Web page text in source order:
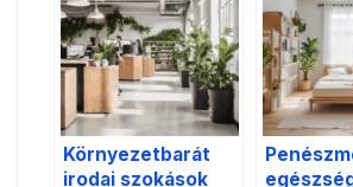
Környezetbarát
irodai szokások